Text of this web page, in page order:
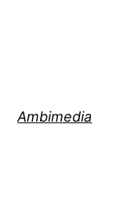
Ambimedia